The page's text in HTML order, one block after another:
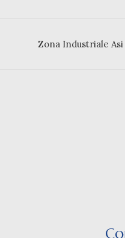
Zona Industriale Asi